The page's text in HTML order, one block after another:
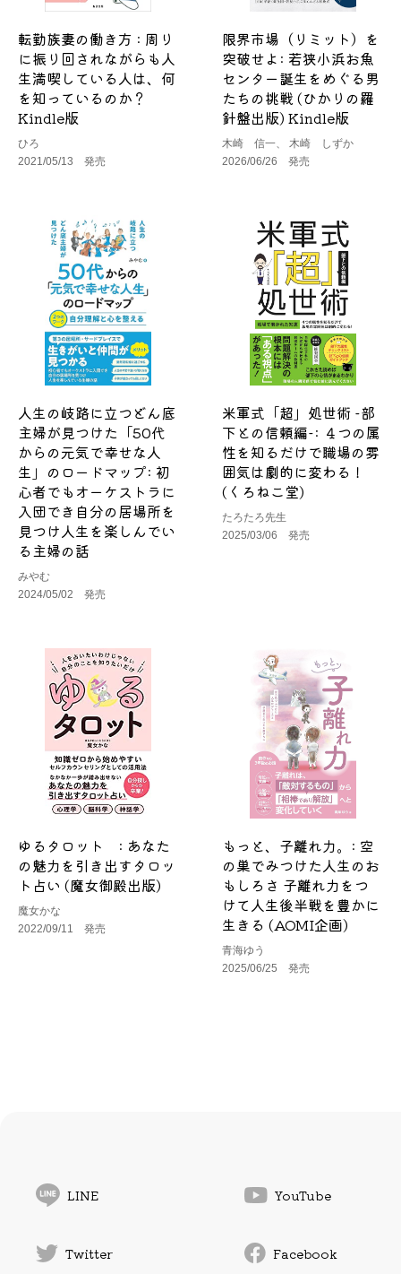
転勤族妻の働き方 : 周り
に振り回されながらも人
生満喫している人は、何
を知っているのか？
Kindle版
ひろ
2021/05/13 発売
限界市場（リミット）を
突破せよ: 若狭小浜お魚
センター誕生をめぐる男
たちの挑戦 (ひかりの羅
針盤出版) Kindle版
木崎 信一、 木崎 しずか
2026/06/26 発売
人生の岐路に立つどん底
主婦が見つけた「50代
からの元気で幸せな人
生」のロードマップ: 初
心者でもオーケストラに
入団でき自分の居場所を
見つけ人生を楽しんでい
る主婦の話
みやむ
2024/05/02 発売
米軍式「超」処世術 -部
下との信頼編-: ４つの属
性を知るだけで職場の雰
囲気は劇的に変わる！
(くろねこ堂)
たろたろ先生
2025/03/06 発売
ゆるタロット : あなた
の魅力を引き出すタロッ
ト占い (魔女御殿出版)
魔女かな
2022/09/11 発売
もっと、子離れ力。: 空
の巣でみつけた人生のお
もしろさ 子離れ力をつ
けて人生後半戦を豊かに
生きる (AOMI企画)
青海ゆう
2025/06/25 発売
LINE YouTube
Twitter Facebook